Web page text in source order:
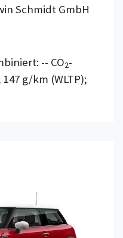
Schmidt GmbH
-- CO2-
g/km (WLTP);